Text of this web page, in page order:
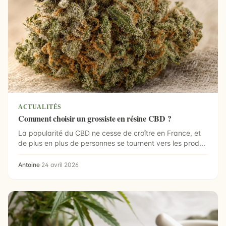
ACTUALITÉS
Comment choisir un grossiste en résine CBD ?
La popularité du CBD ne cesse de croître en France, et
de plus en plus de personnes se tournent vers les prod...
Antoine·24 avril 2026